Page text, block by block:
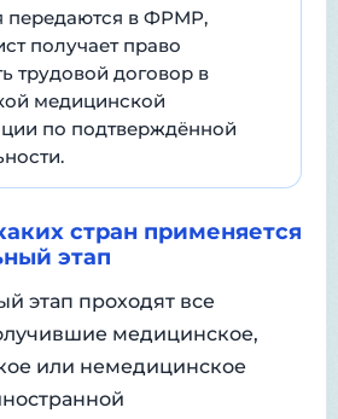
передаются в ФРМР,
получает право
трудовой договор в
медицинской
по подтверждённой
стран применяется
этап
этап проходят все
медицинское,
или немедицинское